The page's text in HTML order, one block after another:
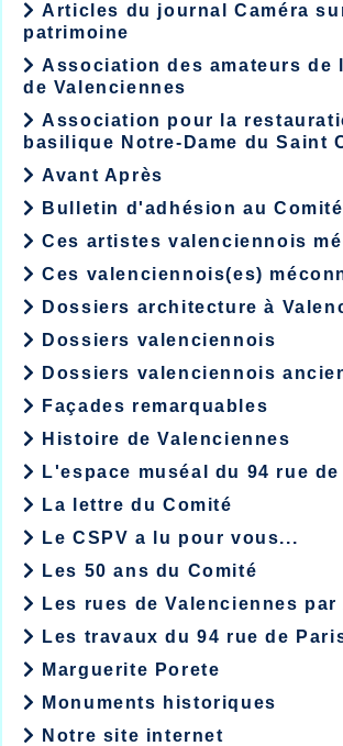
Articles du journal Caméra
patrimoine
Association des amateurs de
de Valenciennes
Association pour la
basilique Notre-Dame du Saint
Avant Après
Bulletin d'adhésion au Comité
Ces artistes valenciennois
Ces valenciennois(es)
Dossiers architecture à
Dossiers valenciennois
Dossiers valenciennois
Façades remarquables
Histoire de Valenciennes
L'espace muséal du 94 rue
La lettre du Comité
Le CSPV a lu pour vous...
Les 50 ans du Comité
Les rues de Valenciennes par
Les travaux du 94 rue de
Marguerite Porete
Monuments historiques
Notre site internet